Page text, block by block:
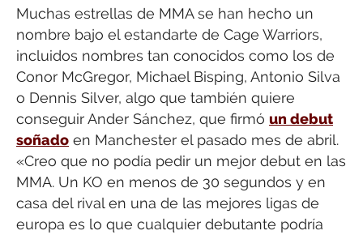
Muchas estrellas de MMA se han hecho un
nombre bajo el estandarte de Cage Warriors,
incluidos nombres tan conocidos como los de
Conor McGregor, Michael Bisping, Antonio Silva
o Dennis Silver, algo que también quiere
conseguir Ander Sánchez, que firmó un debut
soñado en Manchester el pasado mes de abril.
«Creo que no podía pedir un mejor debut en las
MMA. Un KO en menos de 30 segundos y en
casa del rival en una de las mejores ligas de
europa es lo que cualquier debutante podría